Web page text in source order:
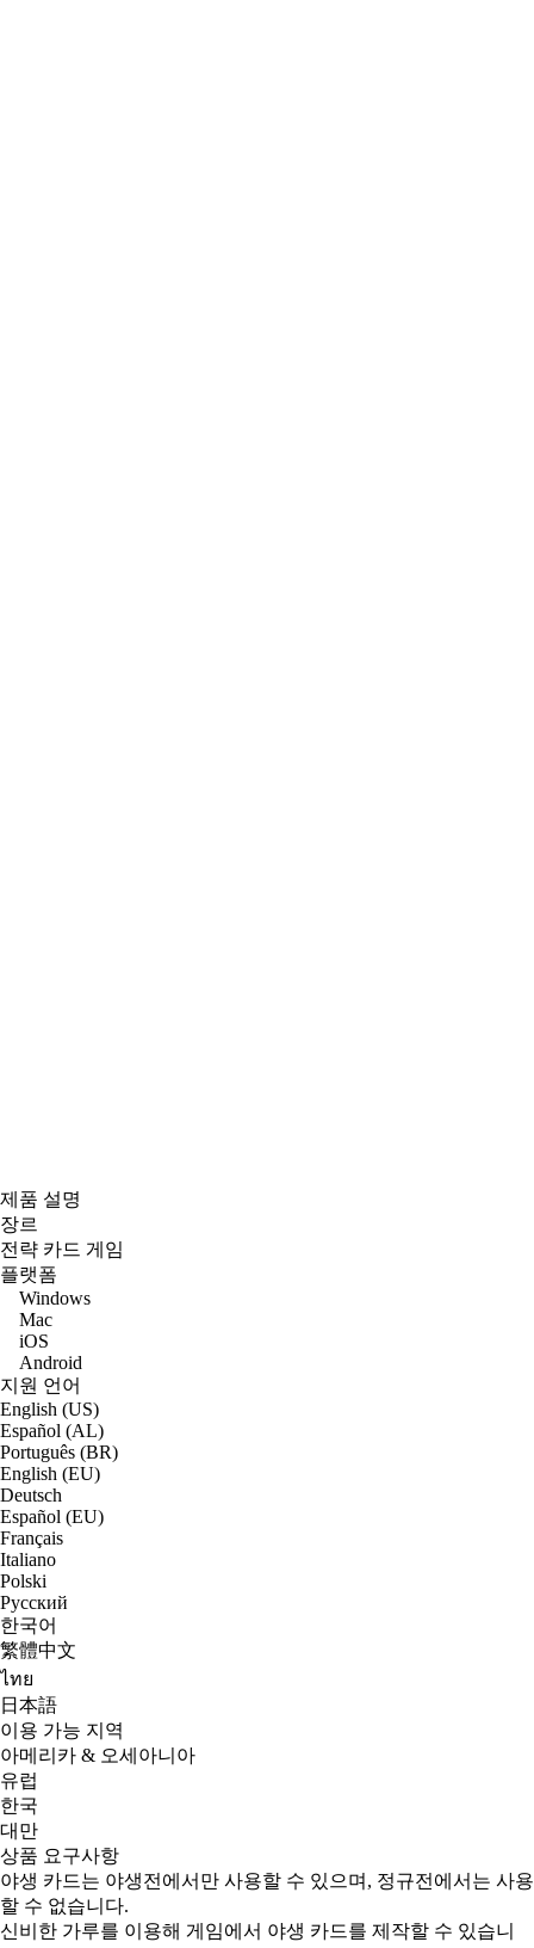
제품 설명
장르
전략 카드 게임
플랫폼
Windows
Mac
iOS
Android
지원 언어
English (US)
Español (AL)
Português (BR)
English (EU)
Deutsch
Español (EU)
Français
Italiano
Polski
Русский
한국어
繁體中文
ไทย
日本語
이용 가능 지역
아메리카 & 오세아니아
유럽
한국
대만
상품 요구사항
야생 카드는 야생전에서만 사용할 수 있으며, 정규전에서는 사용
할 수 없습니다.
신비한 가루를 이용해 게임에서 야생 카드를 제작할 수 있습니